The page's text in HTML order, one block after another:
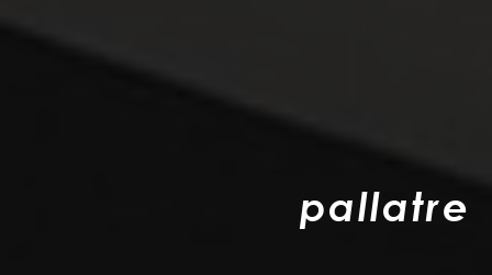
pallatre